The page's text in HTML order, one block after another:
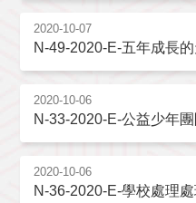
2020-10-07
N-49-2020-E-五年成長
2020-10-06
N-33-2020-E-公益少年
2020-10-06
N-36-2020-E-學校處理